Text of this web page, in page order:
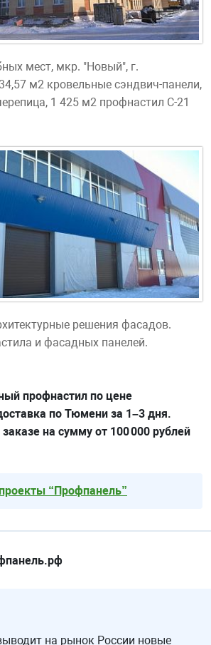
мест, мкр. "Новый", г.
м2 кровельные сэндвич-панели,
1 425 м2 профнастил С-21
решения фасадов.
и фасадных панелей.
профнастил по цене
по Тюмени за 1–3 дня.
на сумму от 100 000 рублей
“Профпанель”
на рынок России новые